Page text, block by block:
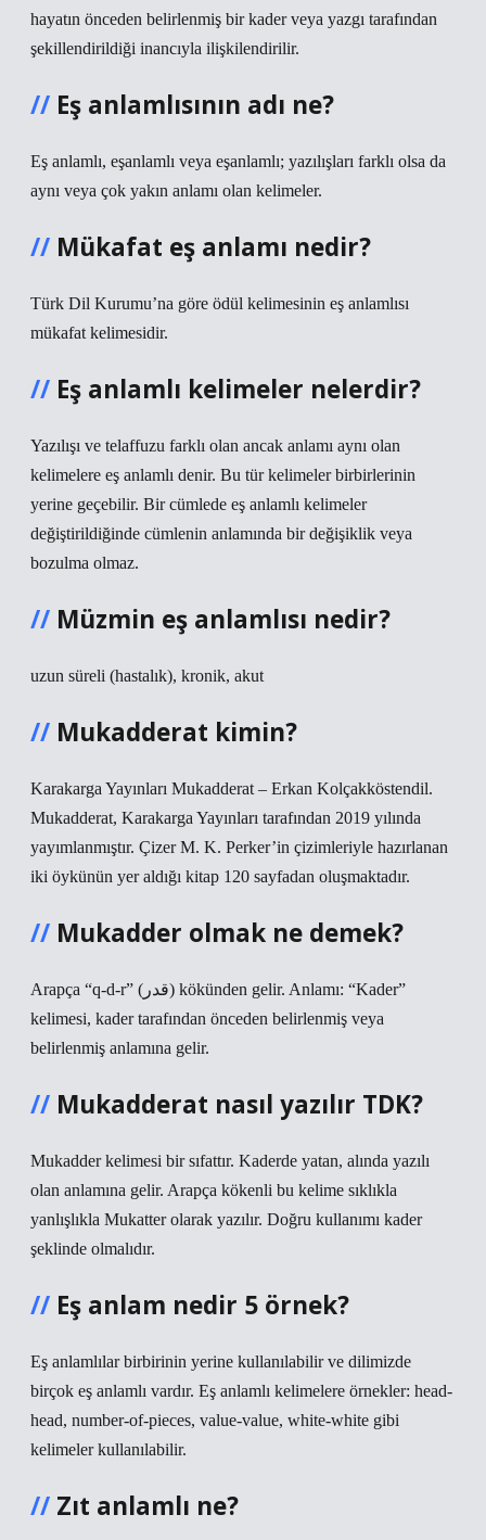
hayatın önceden belirlenmiş bir kader veya yazgı tarafından
şekillendirildiği inancıyla ilişkilendirilir.
Eş anlamlısının adı ne?
Eş anlamlı, eşanlamlı veya eşanlamlı; yazılışları farklı olsa da
aynı veya çok yakın anlamı olan kelimeler.
Mükafat eş anlamı nedir?
Türk Dil Kurumu’na göre ödül kelimesinin eş anlamlısı
mükafat kelimesidir.
Eş anlamlı kelimeler nelerdir?
Yazılışı ve telaffuzu farklı olan ancak anlamı aynı olan
kelimelere eş anlamlı denir. Bu tür kelimeler birbirlerinin
yerine geçebilir. Bir cümlede eş anlamlı kelimeler
değiştirildiğinde cümlenin anlamında bir değişiklik veya
bozulma olmaz.
Müzmin eş anlamlısı nedir?
uzun süreli (hastalık), kronik, akut
Mukadderat kimin?
Karakarga Yayınları Mukadderat – Erkan Kolçakköstendil.
Mukadderat, Karakarga Yayınları tarafından 2019 yılında
yayımlanmıştır. Çizer M. K. Perker’in çizimleriyle hazırlanan
iki öykünün yer aldığı kitap 120 sayfadan oluşmaktadır.
Mukadder olmak ne demek?
Arapça “q-d-r” (قدر) kökünden gelir. Anlamı: “Kader”
kelimesi, kader tarafından önceden belirlenmiş veya
belirlenmiş anlamına gelir.
Mukadderat nasıl yazılır TDK?
Mukadder kelimesi bir sıfattır. Kaderde yatan, alında yazılı
olan anlamına gelir. Arapça kökenli bu kelime sıklıkla
yanlışlıkla Mukatter olarak yazılır. Doğru kullanımı kader
şeklinde olmalıdır.
Eş anlam nedir 5 örnek?
Eş anlamlılar birbirinin yerine kullanılabilir ve dilimizde
birçok eş anlamlı vardır. Eş anlamlı kelimelere örnekler: head-
head, number-of-pieces, value-value, white-white gibi
kelimeler kullanılabilir.
Zıt anlamlı ne?